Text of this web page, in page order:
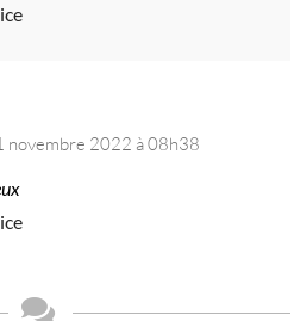
novembre 2022 à 08h38